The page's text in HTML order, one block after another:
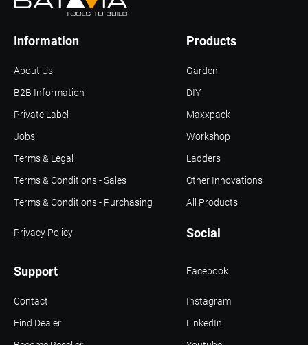
Support
Products
Social
About Us
Information
B2B Information
Terms & Legal
Terms & Conditions - Sales
Terms & Conditions - Purchasing
Privacy Policy
Jobs
Private Label
Garden
Contact
Find Dealer
DIY
Maxxpack
Workshop
Ladders
All Products
Other Innovations
Facebook
LinkedIn
Instagram